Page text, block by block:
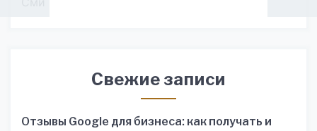
Свежие записи
Отзывы Google для бизнеса: как получать и